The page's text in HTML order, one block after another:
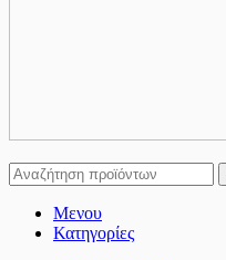
Μενου
Κατηγορίες